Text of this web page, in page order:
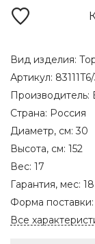
Вид изделия:
Артикул:
Производитель:
Страна: Россия
Диаметр, см:30
Высота, см: 152
Вес: 17
Гарантия, мес: 18
Форма поставки:
Все